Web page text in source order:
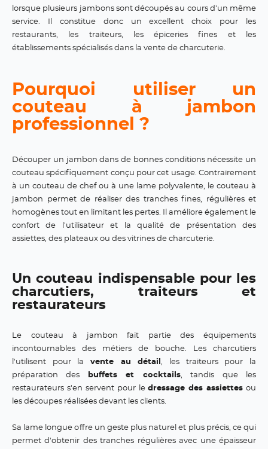
lorsque plusieurs jambons sont découpés au cours d'un même
service. Il constitue donc un excellent choix pour les
restaurants, les traiteurs, les épiceries fines et les
établissements spécialisés dans la vente de charcuterie.
Pourquoi utiliser un
couteau à jambon
professionnel ?
Découper un jambon dans de bonnes conditions nécessite un
couteau spécifiquement conçu pour cet usage. Contrairement
à un couteau de chef ou à une lame polyvalente, le couteau à
jambon permet de réaliser des tranches fines, régulières et
homogènes tout en limitant les pertes. Il améliore également le
confort de l'utilisateur et la qualité de présentation des
assiettes, des plateaux ou des vitrines de charcuterie.
Un couteau indispensable pour les
charcutiers, traiteurs et
restaurateurs
Le couteau à jambon fait partie des équipements
incontournables des métiers de bouche. Les charcutiers
l'utilisent pour la vente au détail, les traiteurs pour la
préparation des
buffets et cocktails, tandis que les
restaurateurs s'en servent pour ledressage des assiettes ou
les découpes réalisées devant les clients.
Sa lame longue offre un geste plus naturel et plus précis, ce qui
permet d'obtenir des tranches régulières avec une épaisseur